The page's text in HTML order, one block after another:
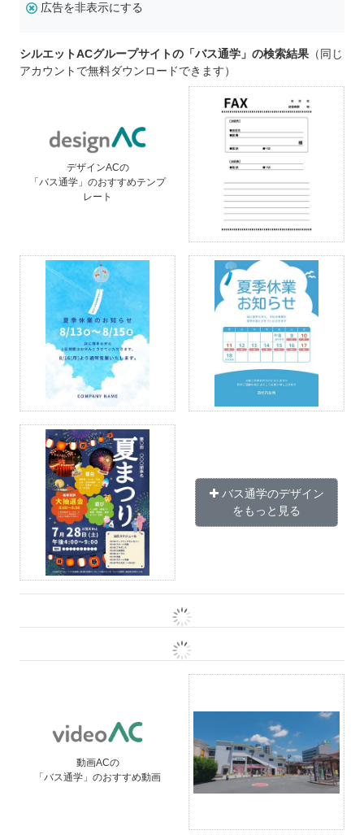
広告を非表示にする
シルエットACグループサイトの「バス通学」の検索結果 （同じ
アカウントで無料ダウンロードできます）
デザインACの
「バス通学」のおすすめテンプ
レート
バス通学のデザイン
をもっと見る
動画ACの
「バス通学」のおすすめ動画